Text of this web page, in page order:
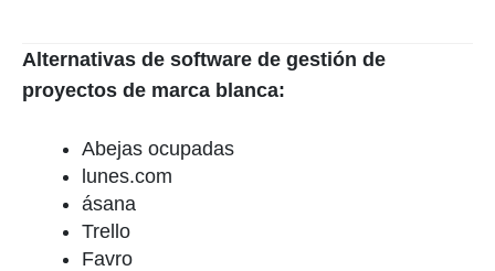
Alternativas de software de gestión de
proyectos de marca blanca:
Abejas ocupadas
lunes.com
ásana
Trello
Favro